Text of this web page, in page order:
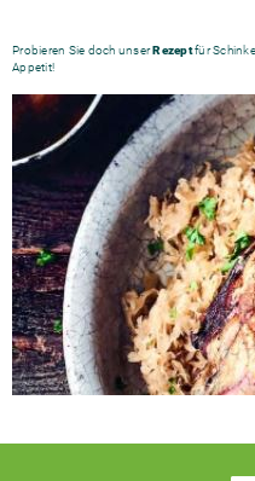
Probieren Sie doch unserRezeptfür
Appetit!